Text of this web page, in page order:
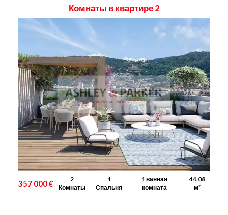
Комнаты в квартире 2
357 000 €
2
Комнаты
1
Спальня
1 ванная
комната
44.08
м²